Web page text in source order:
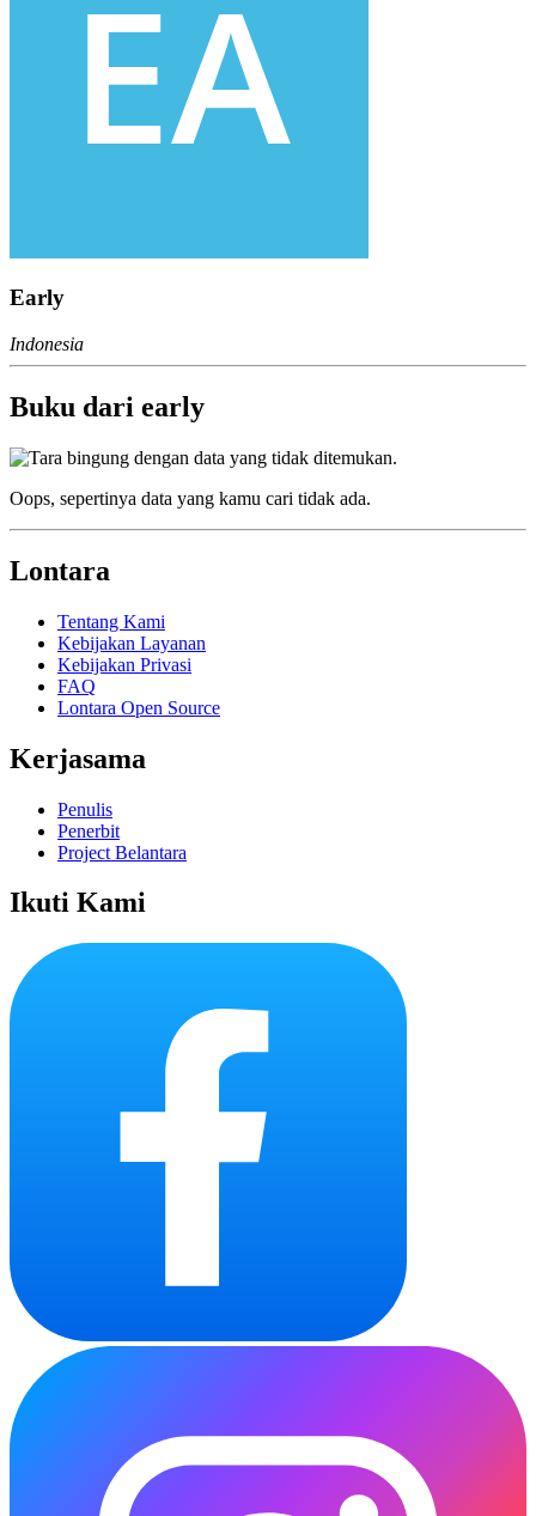
Early
Indonesia
Buku dari early
Oops, sepertinya data yang kamu cari tidak ada.
Lontara
Tentang Kami
Kebijakan Layanan
Kebijakan Privasi
FAQ
Lontara Open Source
Kerjasama
Penulis
Penerbit
Project Belantara
Ikuti Kami